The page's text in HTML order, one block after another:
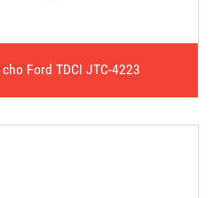
Ford TDCI JTC-4223